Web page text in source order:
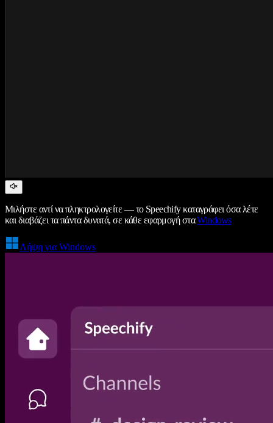
Μιλήστε αντί να πληκτρολογείτε — το Speechify καταγράφει όσα λέτε
και διαβάζει τα πάντα δυνατά, σε κάθε εφαρμογή σταWindows
Λήψη για Windows